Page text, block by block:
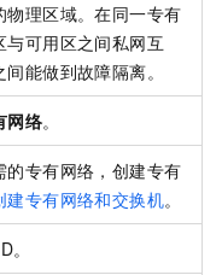
物理区域。在同一专有
与可用区之间私网互
能做到故障隔离。
网络。
的专有网络，创建专有
建专有网络和交换机。
。